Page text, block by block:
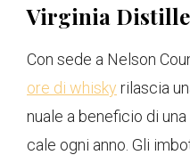
Virginia
Con sede a Nelson
ore di whisky rilascia
nuale a beneficio di
cale ogni anno. Gli